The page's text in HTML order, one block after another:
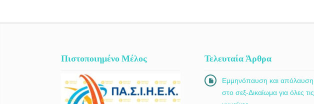
Πιστοποιημένο Μέλος Τελευταία Άρθρα
Εμμηνόπαυση και απόλαυση
στο σεξ-Δικαίωμα για όλες τις